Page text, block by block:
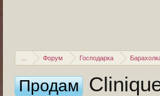
Форум Господарка
Продам